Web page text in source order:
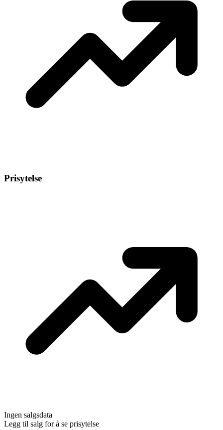
Prisytelse
Ingen salgsdata
Legg til salg for å se prisytelse